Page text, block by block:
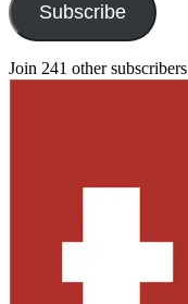
Subscribe
Join 241 other subscribers